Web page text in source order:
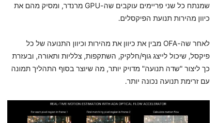
שמנתח כל שני פריימים עוקבים שה-GPU מרנדר, ומסיק מהם את
כיוון מהירות תנועת הפיקסלים.
לאחר שה-OFA מבין את כיוון את מהירות וכיוון התנועה של כל
פיקסל, שיכול לייצג גוף/חלקיק, השתקפות, צלליות ותאורה, ובעזרת
כך ליצור "שדה תנועה" מדויק יותר, מה שיוצר בסוף התהליך תמונה
עם זרימת תנועה נכונה יותר.